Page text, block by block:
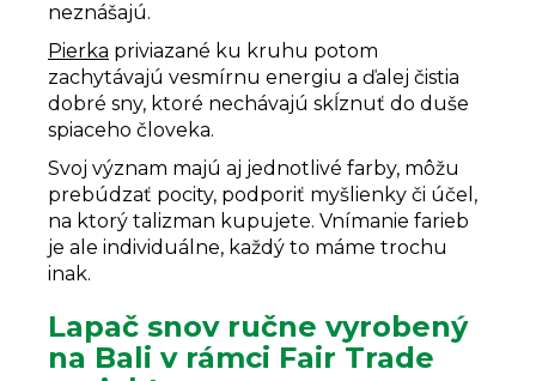
neznášajú.
Pierka priviazané ku kruhu potom
zachytávajú vesmírnu energiu a ďalej čistia
dobré sny, ktoré nechávajú skĺznuť do duše
spiaceho človeka.
Svoj význam majú aj jednotlivé farby, môžu
prebúdzať pocity, podporiť myšlienky či účel,
na ktorý talizman kupujete. Vnímanie farieb
je ale individuálne, každý to máme trochu
inak.
Lapač snov ručne vyrobený
na Bali v rámci Fair Trade